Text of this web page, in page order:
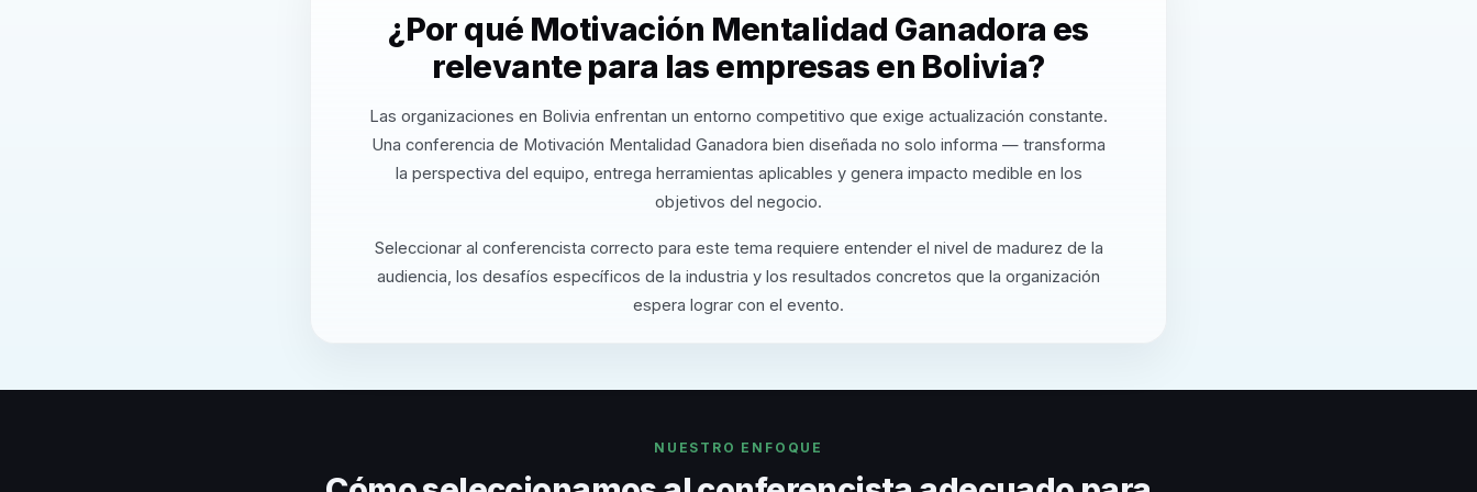
¿Por qué Motivación Mentalidad Ganadora es
relevante para las empresas en Bolivia?
Las organizaciones en Bolivia enfrentan un entorno competitivo que exige actualización constante.
Una conferencia de Motivación Mentalidad Ganadora bien diseñada no solo informa — transforma
la perspectiva del equipo, entrega herramientas aplicables y genera impacto medible en los
objetivos del negocio.
Seleccionar al conferencista correcto para este tema requiere entender el nivel de madurez de la
audiencia, los desafíos específicos de la industria y los resultados concretos que la organización
espera lograr con el evento.
NUESTRO ENFOQUE